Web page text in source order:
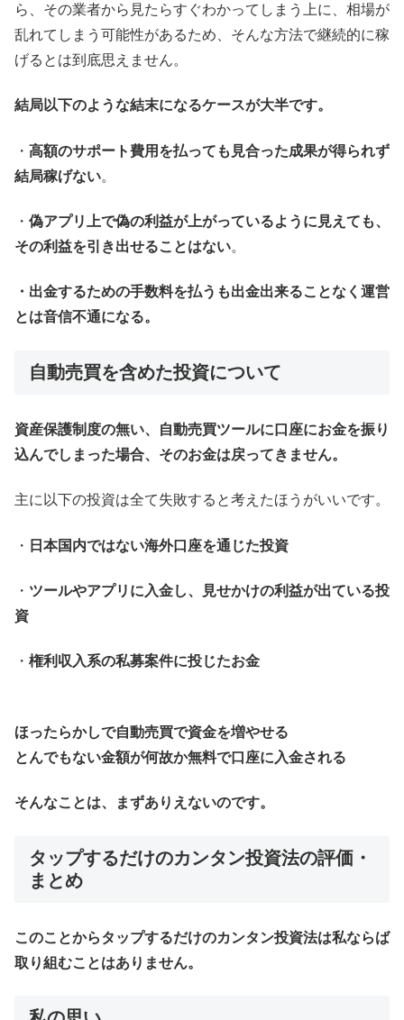
ら、その業者から見たらすぐわかってしまう上に、相場が
乱れてしまう可能性があるため、そんな方法で継続的に稼
げるとは到底思えません。
結局以下のような結末になるケースが大半です。
・ 高額のサポート費用を払っても見合った成果が得られず
結局稼げない。
・ 偽アプリ上で偽の利益が上がっているように見えても、
その利益を引き出せることはない。
・出金するための手数料を払うも出金出来ることなく運営
とは音信不通になる。
自動売買を含めた投資について
資産保護制度の無い、自動売買ツールに口座にお金を振り
込んでしまった場合、そのお金は戻ってきません。
主に以下の投資は全て失敗すると考えたほうがいいです。
・ 日本国内ではない海外口座を通じた投資
・ ツールやアプリに入金し、見せかけの利益が出ている投
資
・ 権利収入系の私募案件に投じたお金
ほったらかしで自動売買で資金を増やせる
とんでもない金額が何故か無料で口座に入金される
そんなことは、まずありえないのです。
タップするだけのカンタン投資法の評価・
まとめ
このことからタップするだけのカンタン投資法は私ならば
取り組むことはありません。